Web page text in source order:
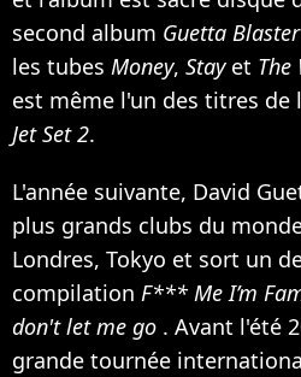
second album Guetta Blaster
les tubes Money, Stayet The
est même l'un des titres de
Jet Set 2.
L'année suivante, David
plus grands clubs du
Londres, Tokyo et sort un
compilation F*** Me I’m
don't let me go . Avant l'été
grande tournée